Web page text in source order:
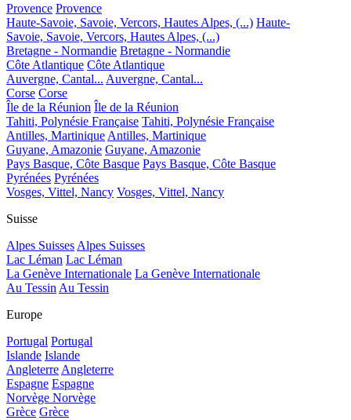
Provence Provence
Haute-Savoie, Savoie, Vercors, Hautes Alpes, (...) Haute-
Savoie, Savoie, Vercors, Hautes Alpes, (...)
Bretagne - Normandie Bretagne - Normandie
Côte Atlantique Côte Atlantique
Auvergne, Cantal... Auvergne, Cantal...
Corse Corse
Île de la Réunion Île de la Réunion
Tahiti, Polynésie Française Tahiti, Polynésie Française
Antilles, Martinique Antilles, Martinique
Guyane, Amazonie Guyane, Amazonie
Pays Basque, Côte Basque Pays Basque, Côte Basque
Pyrénées Pyrénées
Vosges, Vittel, Nancy Vosges, Vittel, Nancy
Suisse
Alpes Suisses Alpes Suisses
Lac Léman Lac Léman
La Genève Internationale La Genève Internationale
Au Tessin Au Tessin
Europe
Portugal Portugal
Islande Islande
Angleterre Angleterre
Espagne Espagne
Norvège Norvège
Grèce Grèce